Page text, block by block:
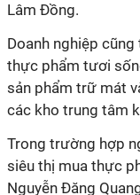
Lâm Đồng.
Doanh nghiệp
thực phẩm tươi
sản phẩm trữ mát
các kho trung tâm
Trong trường hợp
siêu thị mua thực
Nguyễn Đăng